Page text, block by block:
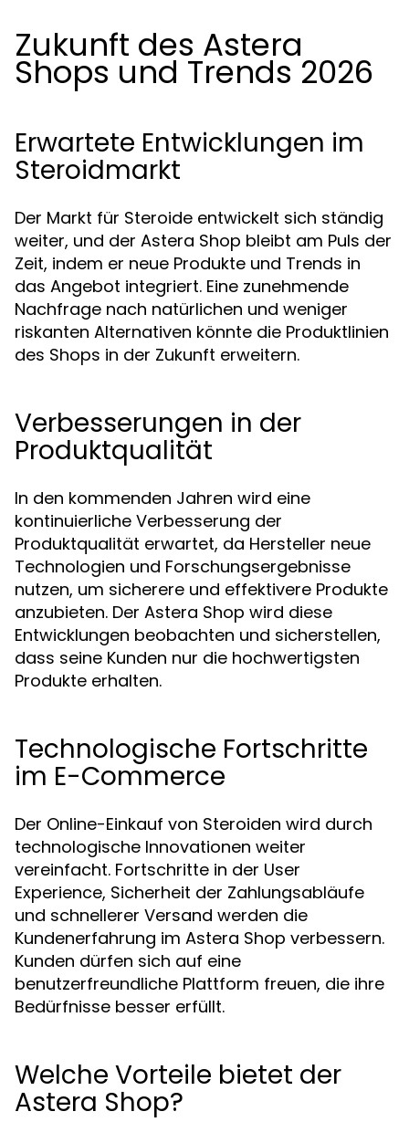
Zukunft des Astera
Shops und Trends 2026
Erwartete Entwicklungen im
Steroidmarkt
Der Markt für Steroide entwickelt sich ständig
weiter, und der Astera Shop bleibt am Puls der
Zeit, indem er neue Produkte und Trends in
das Angebot integriert. Eine zunehmende
Nachfrage nach natürlichen und weniger
riskanten Alternativen könnte die Produktlinien
des Shops in der Zukunft erweitern.
Verbesserungen in der
Produktqualität
In den kommenden Jahren wird eine
kontinuierliche Verbesserung der
Produktqualität erwartet, da Hersteller neue
Technologien und Forschungsergebnisse
nutzen, um sicherere und effektivere Produkte
anzubieten. Der Astera Shop wird diese
Entwicklungen beobachten und sicherstellen,
dass seine Kunden nur die hochwertigsten
Produkte erhalten.
Technologische Fortschritte
im E-Commerce
Der Online-Einkauf von Steroiden wird durch
technologische Innovationen weiter
vereinfacht. Fortschritte in der User
Experience, Sicherheit der Zahlungsabläufe
und schnellerer Versand werden die
Kundenerfahrung im Astera Shop verbessern.
Kunden dürfen sich auf eine
benutzerfreundliche Plattform freuen, die ihre
Bedürfnisse besser erfüllt.
Welche Vorteile bietet der
Astera Shop?